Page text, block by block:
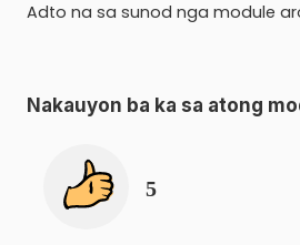
Adto na sa sunod nga module
Nakauyon ba ka sa atong
5